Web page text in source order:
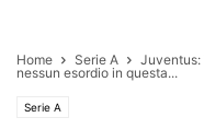
Home Serie A
Juventus:
nessun esordio in questa...
Serie A